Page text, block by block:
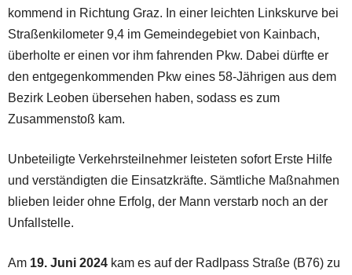
kommend in Richtung Graz. In einer leichten Linkskurve bei
Straßenkilometer 9,4 im Gemeindegebiet von Kainbach,
überholte er einen vor ihm fahrenden Pkw. Dabei dürfte er
den entgegenkommenden Pkw eines 58-Jährigen aus dem
Bezirk Leoben übersehen haben, sodass es zum
Zusammenstoß kam.
Unbeteiligte Verkehrsteilnehmer leisteten sofort Erste Hilfe
und verständigten die Einsatzkräfte. Sämtliche Maßnahmen
blieben leider ohne Erfolg, der Mann verstarb noch an der
Unfallstelle.
Am 19. Juni 2024 kam es auf der Radlpass Straße (B76) zu